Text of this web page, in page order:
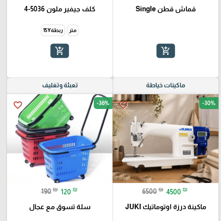
قماش قطن Single
add_shopping_cart
كلف جيفير ملون 5036-4
متر ربطة15Y
add_shopping_cart
ماكينات خياطة
favorite_border -30%
6500 ₪ 4500 ₪
ماكينة درزة اوتوماتيك JUKI
تعبئة وتغليف
favorite_border -36%
190 ₪ 120 ₪
سلة تسوق مع عجال